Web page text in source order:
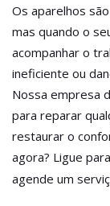
Os aparelhos
mas quando o
acompanhar o
ineficiente ou
Nossa empresa
para reparar
restaurar o
agora? Ligue
agende um